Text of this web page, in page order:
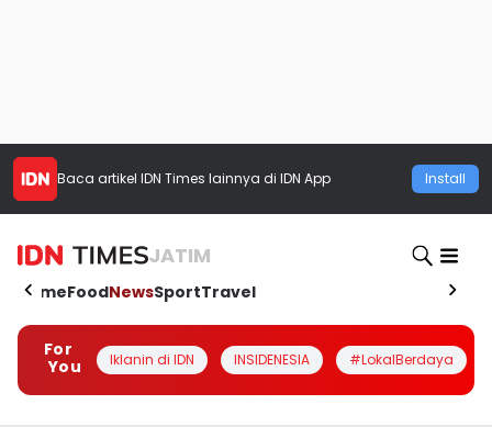
Baca artikel IDN Times lainnya di IDN App Install
JATIM
HomeFoodNewsSportTravel
For
You
Iklanin di IDN INSIDENESIA #LokalBerdaya